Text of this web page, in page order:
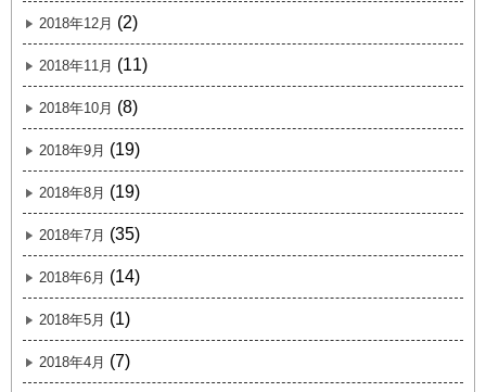
2018年12月 (2)
2018年11月 (11)
2018年10月 (8)
2018年9月 (19)
2018年8月 (19)
2018年7月 (35)
2018年6月 (14)
2018年5月 (1)
2018年4月 (7)